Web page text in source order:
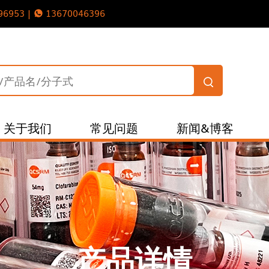
| 13670046396
关于我们 常见问题 新闻&博客
产品详情